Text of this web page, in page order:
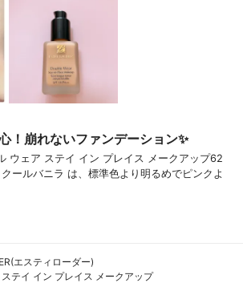
！崩れないファンデーション✨
ウェア ステイ イン プレイス メークアップ62
ールバニラ は、標準色より明るめでピンクよ
エスティローダー)
テイ イン プレイス メークアップ